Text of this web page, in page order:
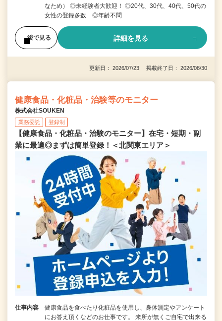
なため） ◎未経験者大歓迎！ ◎20代、30代、40代、50代の
女性の登録多数 ◎年齢不問
後で見る 詳細を見る
更新日： 2026/07/23 掲載終了日： 2026/08/30
健康食品・化粧品・治験等のモニター
株式会社SOUKEN
業務委託 登録制
【健康食品・化粧品・治験のモニター】在宅・短期・副
業に最適◎まずは簡単登録！＜北関東エリア＞
仕事内容
健康食品を食べたり化粧品を使用し、身体測定やアンケート
にお答え頂くなどのお仕事です。 来所が無くご自宅で出来る